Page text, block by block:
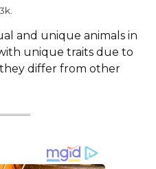
and unique animals in
unique traits due to
differ from other